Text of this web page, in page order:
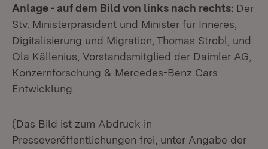
Anlage - auf dem Bild von links nach rechts: Der
Stv. Ministerpräsident und Minister für Inneres,
Digitalisierung und Migration, Thomas Strobl, und
Ola Källenius, Vorstandsmitglied der Daimler AG,
Konzernforschung & Mercedes-Benz Cars
Entwicklung.
(Das Bild ist zum Abdruck in
Presseveröffentlichungen frei, unter Angabe der